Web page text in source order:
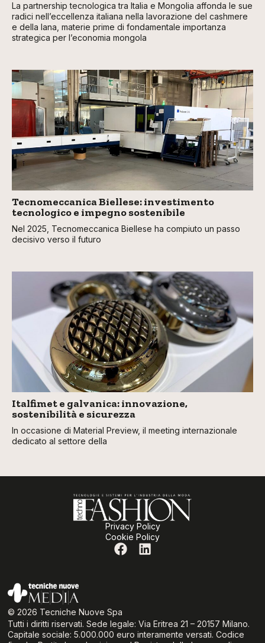
La partnership tecnologica tra Italia e Mongolia affonda le sue
radici nell’eccellenza italiana nella lavorazione del cashmere
e della lana, materie prime di fondamentale importanza
strategica per l’economia mongola
Tecnomeccanica Biellese: investimento
tecnologico e impegno sostenibile
Nel 2025, Tecnomeccanica Biellese ha compiuto un passo
decisivo verso il futuro
Italfimet e galvanica: innovazione,
sostenibilità e sicurezza
In occasione di Material Preview, il meeting internazionale
dedicato al settore della
Privacy Policy
Cookie Policy
© 2026 Tecniche Nuove Spa
Tutti i diritti riservati. Sede legale: Via Eritrea 21 – 20157 Milano.
Capitale sociale: 5.000.000 euro interamente versati. Codice